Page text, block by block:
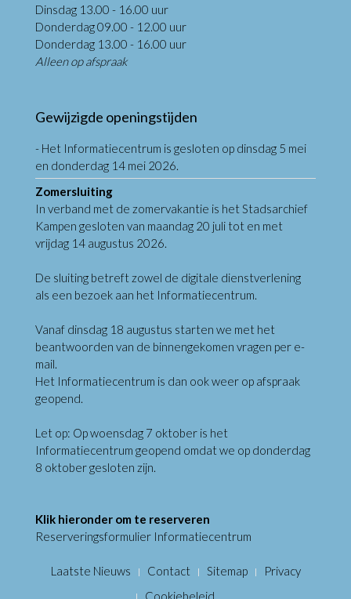
Dinsdag 13.00 - 16.00 uur
Donderdag 09.00 - 12.00 uur
Donderdag 13.00 - 16.00 uur
Alleen op afspraak
Gewijzigde openingstijden
- Het Informatiecentrum is gesloten op dinsdag 5 mei
en donderdag 14 mei 2026.
Zomersluiting
In verband met de zomervakantie is het Stadsarchief
Kampen gesloten van maandag 20 juli tot en met
vrijdag 14 augustus 2026.
De sluiting betreft zowel de digitale dienstverlening
als een bezoek aan het Informatiecentrum.
Vanaf dinsdag 18 augustus starten we met het
beantwoorden van de binnengekomen vragen per e-
mail.
Het Informatiecentrum is dan ook weer op afspraak
geopend.
Let op: Op woensdag 7 oktober is het
Informatiecentrum geopend omdat we op donderdag
8 oktober gesloten zijn.
Klik hieronder om te reserveren
Reserveringsformulier Informatiecentrum
Laatste Nieuws Contact Sitemap
Privacy
Cookiebeleid